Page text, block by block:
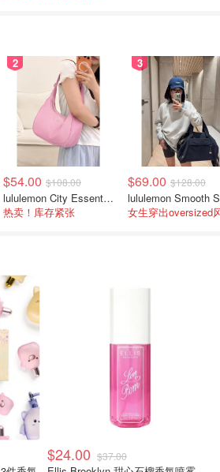
2
$54.00 $108.00
lululemon City Essentials 肩背包 4L
热卖！库存紧张
3
$69.00 $128.00
女生穿出oversized
$24.00 $37.00